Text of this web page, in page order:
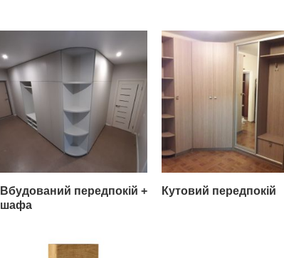
Вбудований передпокій +
шафа
Кутовий передпокій